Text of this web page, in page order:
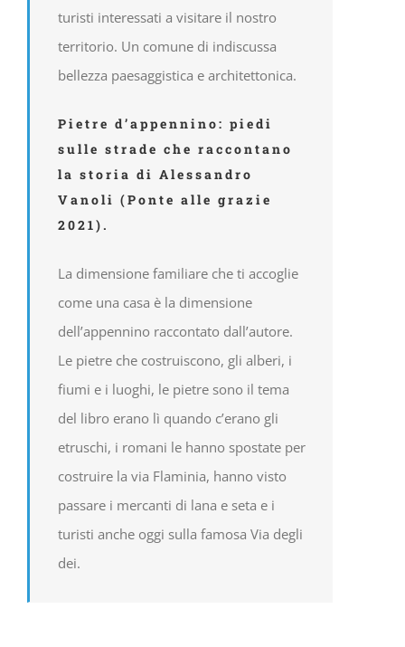
turisti interessati a visitare il nostro
territorio. Un comune di indiscussa
bellezza paesaggistica e architettonica.
Pietre d’appennino: piedi
sulle strade che raccontano
la storia di Alessandro
Vanoli (Ponte alle grazie
2021).
La dimensione familiare che ti accoglie
come una casa è la dimensione
dell’appennino raccontato dall’autore.
Le pietre che costruiscono, gli alberi, i
fiumi e i luoghi, le pietre sono il tema
del libro erano lì quando c’erano gli
etruschi, i romani le hanno spostate per
costruire la via Flaminia, hanno visto
passare i mercanti di lana e seta e i
turisti anche oggi sulla famosa Via degli
dei.